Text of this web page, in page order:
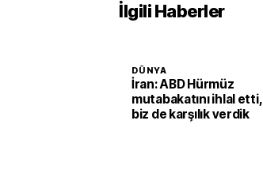
İlgili Haberler
DÜNYA
İran: ABD Hürmüz
mutabakatını ihlal etti,
biz de karşılık verdik